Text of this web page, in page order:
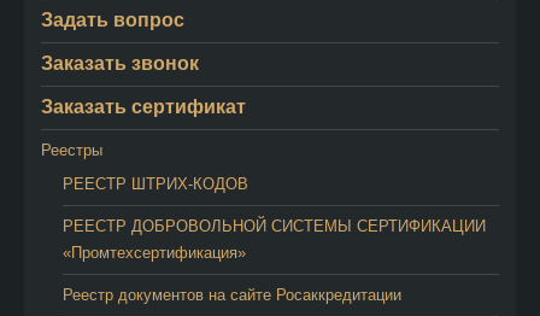
Задать вопрос
Заказать звонок
Заказать сертификат
Реестры
РЕЕСТР ШТРИХ-КОДОВ
РЕЕСТР ДОБРОВОЛЬНОЙ СИСТЕМЫ СЕРТИФИКАЦИИ
«Промтехсертификация»
Реестр документов на сайте Росаккредитации